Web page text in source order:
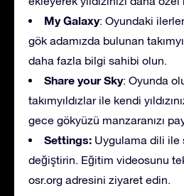
My Galaxy: Oyundaki
gök adamızda bulunan
daha fazla bilgi sahibi olun.
Share your Sky: Oyunda
takımyıldızlar ile kendi
gece gökyüzü manzaranızı
Settings: Uygulama dili ile
değiştirin. Eğitim videosunu
osr.org adresini ziyaret edin.